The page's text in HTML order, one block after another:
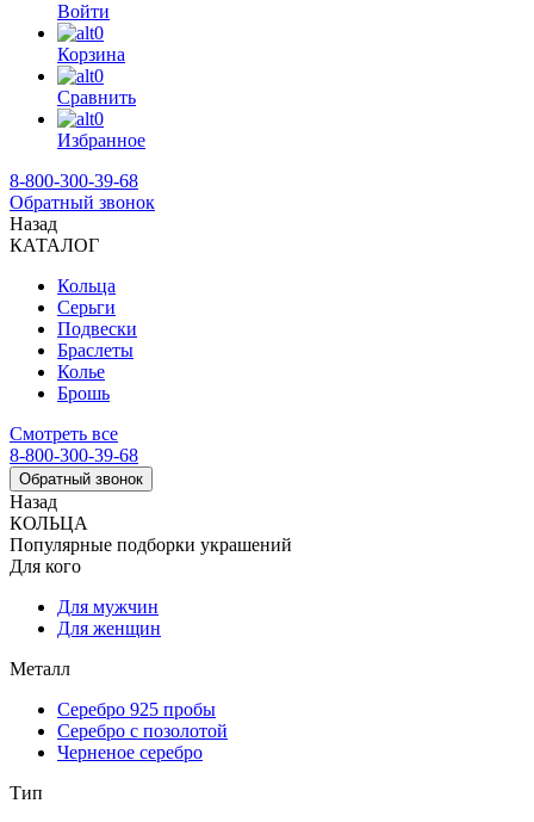
Войти
0
Корзина
0
Сравнить
0
Избранное
8-800-300-39-68
Обратный звонок
Назад
КАТАЛОГ
Кольца
Серьги
Подвески
Браслеты
Колье
Брошь
Смотреть все
8-800-300-39-68
Обратный звонок
Назад
КОЛЬЦА
Популярные подборки украшений
Для кого
Для мужчин
Для женщин
Металл
Серебро 925 пробы
Серебро с позолотой
Черненое серебро
Тип